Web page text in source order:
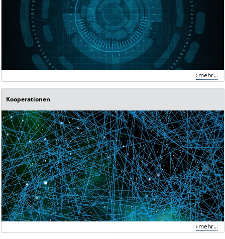
mehr...
Kooperationen
mehr...